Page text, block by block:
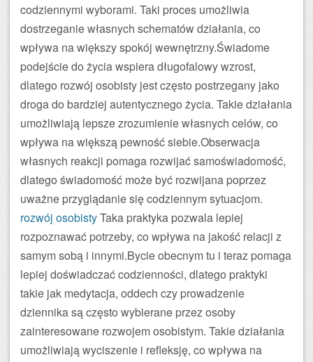
codziennymi wyborami. Taki proces umożliwia
dostrzeganie własnych schematów działania, co
wpływa na większy spokój wewnętrzny.Świadome
podejście do życia wspiera długofalowy wzrost,
dlatego rozwój osobisty jest często postrzegany jako
droga do bardziej autentycznego życia. Takie działania
umożliwiają lepsze zrozumienie własnych celów, co
wpływa na większą pewność siebie.Obserwacja
własnych reakcji pomaga rozwijać samoświadomość,
dlatego świadomość może być rozwijana poprzez
uważne przyglądanie się codziennym sytuacjom.
rozwój osobistyTaka praktyka pozwala lepiej
rozpoznawać potrzeby, co wpływa na jakość relacji z
samym sobą i innymi.Bycie obecnym tu i teraz pomaga
lepiej doświadczać codzienności, dlatego praktyki
takie jak medytacja, oddech czy prowadzenie
dziennika są często wybierane przez osoby
zainteresowane rozwojem osobistym. Takie działania
umożliwiają wyciszenie i refleksję, co wpływa na